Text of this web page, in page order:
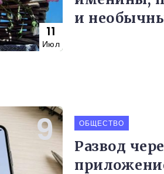
11
Июл
и
ОБЩЕСТВО
Развод